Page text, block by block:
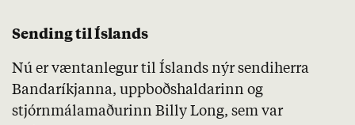
Sending til Íslands
Nú er væntanlegur til Íslands nýr sendiherra
Bandaríkjanna, uppboðshaldarinn og
stjórnmálamaðurinn Billy Long, sem var